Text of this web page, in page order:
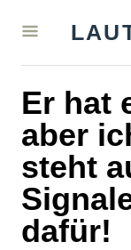
Er hat
aber
steht
dafür!